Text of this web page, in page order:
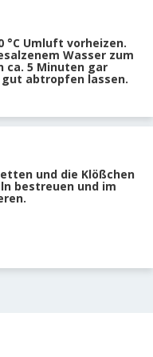
°C Umluft vorheizen.
Wasser zum
ca. 5 Minuten gar
gut abtropfen lassen.
und die Klößchen
bestreuen und im